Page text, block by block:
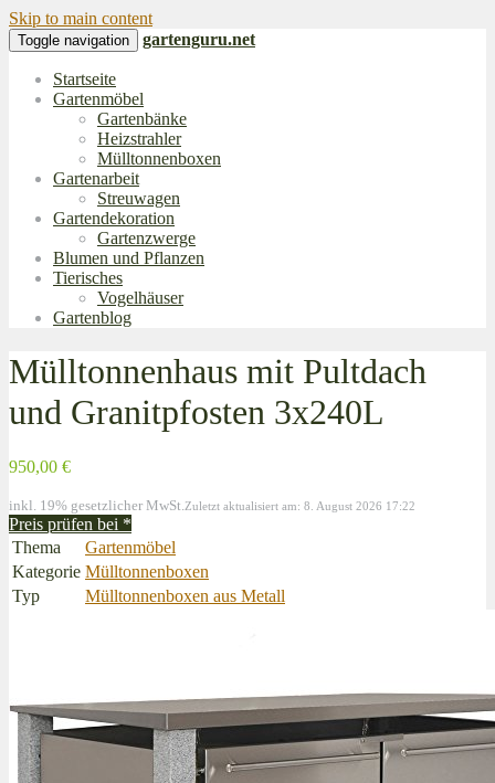
Skip to main content
Toggle navigation gartenguru.net
Startseite
Gartenmöbel
Gartenbänke
Heizstrahler
Mülltonnenboxen
Gartenarbeit
Streuwagen
Gartendekoration
Gartenzwerge
Blumen und Pflanzen
Tierisches
Vogelhäuser
Gartenblog
Mülltonnenhaus mit Pultdach
und Granitpfosten 3x240L
950,00 €
inkl. 19% gesetzlicher MwSt. Zuletzt aktualisiert am: 8. August 2026 17:22
Preis prüfen bei *
Thema
Gartenmöbel
Kategorie Mülltonnenboxen
Typ
Mülltonnenboxen aus Metall